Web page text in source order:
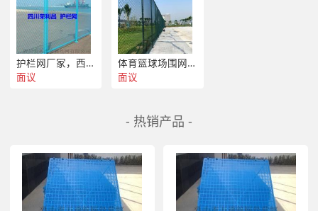
护栏网厂家，西南护栏网，四川护栏网
面议
体育篮球场围网 运动场护栏网
面议
- 热销产品 -